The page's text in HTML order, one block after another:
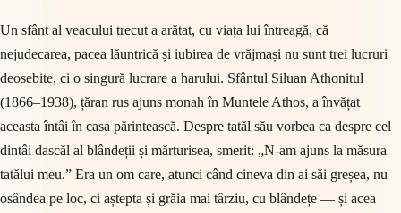
Un sfânt al veacului trecut a arătat, cu viața lui întreagă, că
nejudecarea, pacea lăuntrică și iubirea de vrăjmași nu sunt trei lucruri
deosebite, ci o singură lucrare a harului. Sfântul Siluan Athonitul
(1866–1938), țăran rus ajuns monah în Muntele Athos, a învățat
aceasta întâi în casa părintească. Despre tatăl său vorbea ca despre cel
dintâi dascăl al blândeții și mărturisea, smerit: „N-am ajuns la măsura
tatălui meu.” Era un om care, atunci când cineva din ai săi greșea, nu
osândea pe loc, ci aștepta și grăia mai târziu, cu blândețe — și acea